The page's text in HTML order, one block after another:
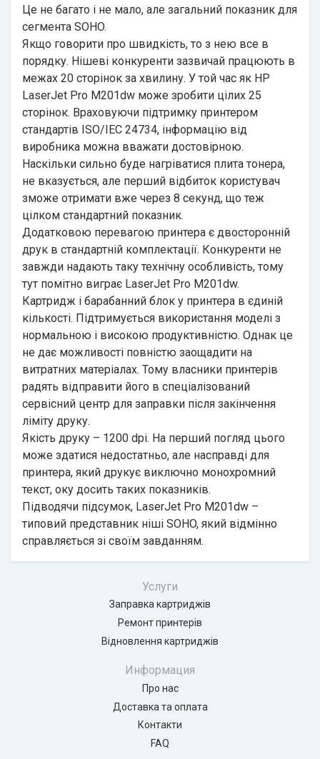
Це не багато і не мало, але загальний показник для
сегмента SOHO.
Якщо говорити про швидкість, то з нею все в
порядку. Нішеві конкуренти зазвичай працюють в
межах 20 сторінок за хвилину. У той час як HP
LaserJet Pro M201dw може зробити цілих 25
сторінок. Враховуючи підтримку принтером
стандартів ISO/IEC 24734, інформацію від
виробника можна вважати достовірною.
Наскільки сильно буде нагріватися плита тонера,
не вказується, але перший відбиток користувач
зможе отримати вже через 8 секунд, що теж
цілком стандартний показник.
Додатковою перевагою принтера є двосторонній
друк в стандартній комплектації. Конкуренти не
завжди надають таку технічну особливість, тому
тут помітно виграє LaserJet Pro M201dw.
Картридж і барабанний блок у принтера в єдиній
кількості. Підтримується використання моделі з
нормальною і високою продуктивністю. Однак це
не дає можливості повністю заощадити на
витратних матеріалах. Тому власники принтерів
радять відправити його в спеціалізований
сервісний центр для заправки після закінчення
ліміту друку.
Якість друку – 1200 dpi. На перший погляд цього
може здатися недостатньо, але насправді для
принтера, який друкує виключно монохромний
текст, оку досить таких показників.
Підводячи підсумок, LaserJet Pro M201dw –
типовий представник ніші SOHO, який відмінно
справляється зі своїм завданням.
Услуги
Заправка картриджів
Ремонт принтерів
Відновлення картриджів
Информация
Про нас
Доставка та оплата
Контакти
FAQ